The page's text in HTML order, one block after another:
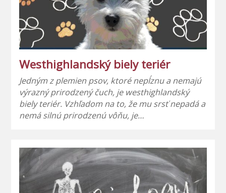
Westhighlandský biely teriér
Jedným z plemien psov, ktoré nepĺznu a nemajú
výrazný prirodzený čuch, je westhighlandský
biely teriér. Vzhľadom na to, že mu srsť nepadá a
nemá silnú prirodzenú vôňu, je…